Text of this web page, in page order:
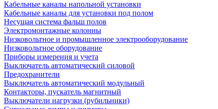
Кабельные каналы напольной установки
Кабельные каналы для установки под полом
Несущая система фальш полов
Электромонтажные колонны
Низковольтное и промышленное электрооборудование
Низковольтное оборудование
Приборы измерения и учета
Выключатель автоматический силовой
Предохранители
Выключатель автоматический модульный
Контакторы, пускатель магнитный
Выключатели нагрузки (рубильники)